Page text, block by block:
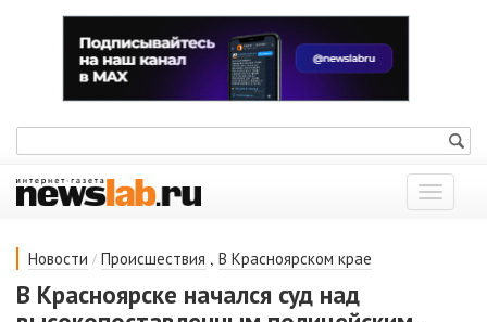
Показать
меню
Новости / Происшествия , В Красноярском крае
В Красноярске начался суд над